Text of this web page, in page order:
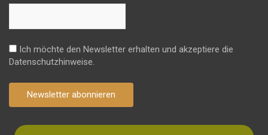
Ich möchte den Newsletter erhalten und akzeptiere die
Datenschutzhinweise.
Newsletter abonnieren